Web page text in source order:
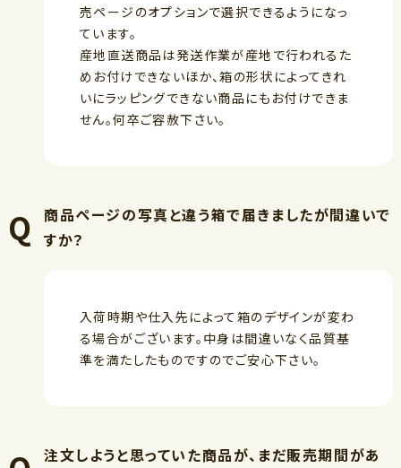
売ページのオプションで選択できるようになっ
ています。
産地直送商品は発送作業が産地で行われるた
めお付けできないほか、箱の形状によってきれ
いにラッピングできない商品にもお付けできま
せん。何卒ご容赦下さい。
商品ページの写真と違う箱で届きましたが間違いで
すか？
入荷時期や仕入先によって箱のデザインが変わ
る場合がございます。中身は間違いなく品質基
準を満たしたものですのでご安心下さい。
注文しようと思っていた商品が、まだ販売期間があ